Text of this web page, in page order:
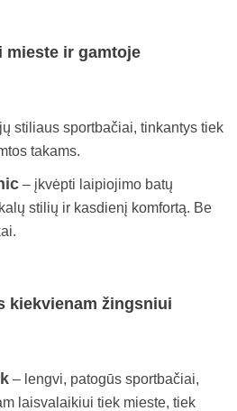
mieste ir gamtoje
stiliaus sportbačiai, tinkantys tiek
takams.
– įkvėpti laipiojimo batų
stilių ir kasdienį komfortą. Be
kiekvienam žingsniui
– lengvi, patogūs sportbačiai,
laisvalaikiui tiek mieste, tiek